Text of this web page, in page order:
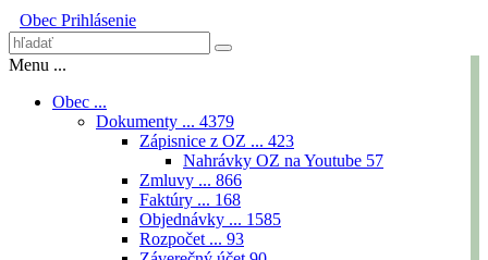
Obec Prihlásenie
Menu ...
Obec ...
Dokumenty ... 4379
Zápisnice z OZ ... 423
Nahrávky OZ na Youtube 57
Zmluvy ... 866
Faktúry ... 168
Objednávky ... 1585
Rozpočet ... 93